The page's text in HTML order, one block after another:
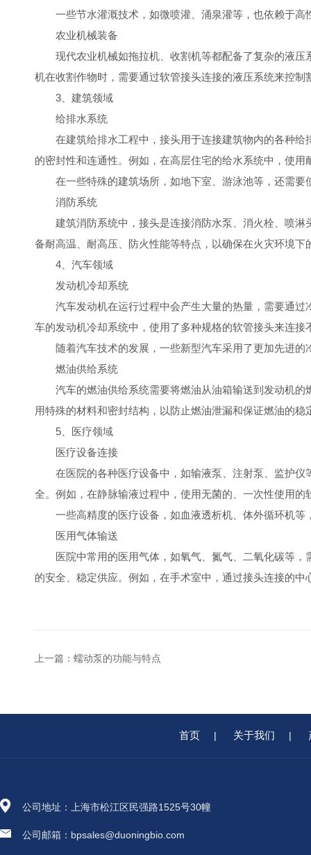
一些节水灌溉技术，如微喷灌、涌泉灌等，也依赖于高
农业机械装备
现代农业机械如拖拉机、收割机等都配备了复杂的液压
机在收割作物时，需要通过软管接头连接的液压系统来控
3、建筑领域
给排水系统
在建筑给排水工程中，接头用于连接建筑物内的各种给
的密封性和连通性。例如，在高层住宅的给水系统中，使
在一些特殊的建筑场所，如地下室、游泳池等，还需要
消防系统
建筑消防系统中，接头是连接消防水泵、消火栓、喷淋
备耐高温、耐高压、防火性能等特点，以确保在火灾环境下
4、汽车领域
发动机冷却系统
汽车发动机在运行过程中会产生大量的热量，需要通过
车的发动机冷却系统中，使用了多种规格的软管接头来连
随着汽车技术的发展，一些新型汽车采用了更加先进的
燃油供给系统
汽车的燃油供给系统需要将燃油从油箱输送到发动机的
用特殊的材料和密封结构，以防止燃油泄漏和保证燃油的
5、医疗领域
医疗设备连接
在医院的各种医疗设备中，如输液泵、注射泵、监护仪
全。例如，在静脉输液过程中，使用无菌的、一次性使用
一些高精度的医疗设备，如血液透析机、体外循环机等
医用气体输送
医院中常用的医用气体，如氧气、氮气、二氧化碳等，
的安全、稳定供应。例如，在手术室中，通过接头连接的
上一篇： 蠕动泵的功能与特点
首页 | 关于我们 |
公司地址：上海市松江区民强路1525号30幢
公司邮箱：bpsales@duoningbio.com